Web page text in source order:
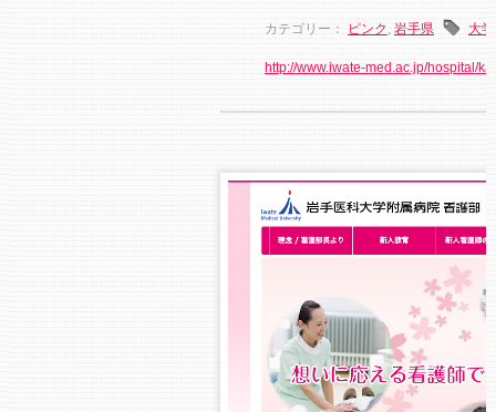
カテゴリー： ピンク , 岩手県 大
http://www.iwate-med.ac.jp/hospital/